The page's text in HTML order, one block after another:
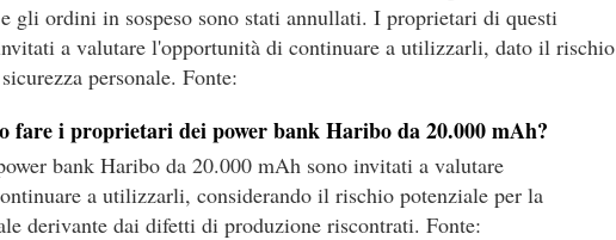
gli ordini in sospeso sono stati annullati. I proprietari di questi
a valutare l'opportunità di continuare a utilizzarli, dato il rischio
personale. Fonte:
fare i proprietari dei power bank Haribo da 20.000 mAh?
bank Haribo da 20.000 mAh sono invitati a valutare
a utilizzarli, considerando il rischio potenziale per la
derivante dai difetti di produzione riscontrati. Fonte: